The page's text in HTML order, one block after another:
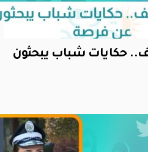
حكايات شباب يبحثون